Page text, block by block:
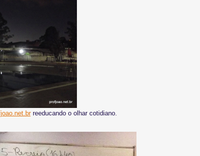
reeducando o olhar cotidiano.